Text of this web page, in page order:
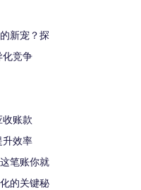
新宠？探
化竞争
账款
升效率
笔账你就
的关键秘